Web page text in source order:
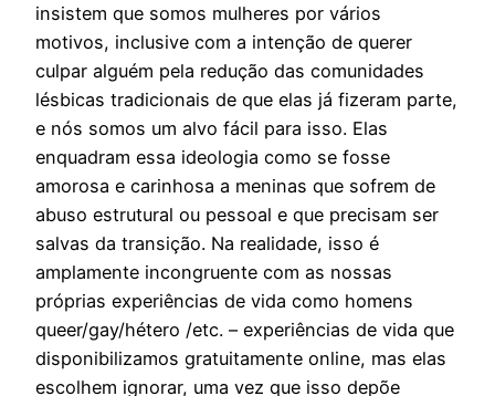
insistem que somos mulheres por vários
motivos, inclusive com a intenção de querer
culpar alguém pela redução das comunidades
lésbicas tradicionais de que elas já fizeram parte,
e nós somos um alvo fácil para isso. Elas
enquadram essa ideologia como se fosse
amorosa e carinhosa a meninas que sofrem de
abuso estrutural ou pessoal e que precisam ser
salvas da transição. Na realidade, isso é
amplamente incongruente com as nossas
próprias experiências de vida como homens
queer/gay/hétero /etc. – experiências de vida que
disponibilizamos gratuitamente online, mas elas
escolhem ignorar, uma vez que isso depõe